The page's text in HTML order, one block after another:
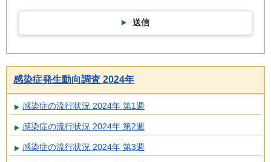
送信
感染症発生動向調査 2024年
感染症の流行状況 2024年 第1週
感染症の流行状況 2024年 第2週
感染症の流行状況 2024年 第3週